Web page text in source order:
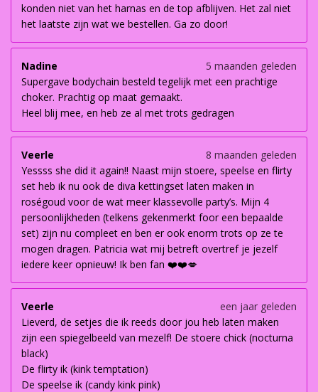
konden niet van het harnas en de top afblijven. Het zal niet
het laatste zijn wat we bestellen. Ga zo door!
Nadine
5 maanden geleden
Supergave bodychain besteld tegelijk met een prachtige
choker. Prachtig op maat gemaakt.
Heel blij mee, en heb ze al met trots gedragen
Veerle
8 maanden geleden
Yessss she did it again!! Naast mijn stoere, speelse en flirty
set heb ik nu ook de diva kettingset laten maken in
roségoud voor de wat meer klassevolle party’s. Mijn 4
persoonlijkheden (telkens gekenmerkt foor een bepaalde
set) zijn nu compleet en ben er ook enorm trots op ze te
mogen dragen. Patricia wat mij betreft overtref je jezelf
iedere keer opnieuw! Ik ben fan ❤️❤️💋
Veerle
een jaar geleden
Lieverd, de setjes die ik reeds door jou heb laten maken
zijn een spiegelbeeld van mezelf! De stoere chick (nocturna
black)
De flirty ik (kink temptation)
De speelse ik (candy kink pink)